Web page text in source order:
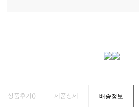
상품후기() 제품상세 배송정보